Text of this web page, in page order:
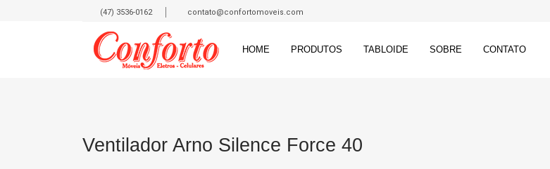
(47) 3536-0162 contato@confortomoveis.com
HOME PRODUTOS TABLOIDE SOBRE CONTATO
Ventilador Arno Silence Force 40